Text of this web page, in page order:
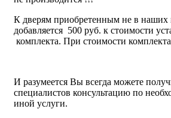
К дверям приобретенным не в наших
добавляется 500 руб. к стоимости
комплекта. При стоимости
И разумеется Вы всегда можете
специалистов консультацию по
иной услуги.